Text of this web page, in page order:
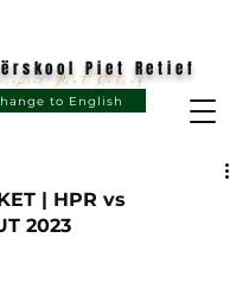
to English
Piet Retief
Piet Retief
| HPR vs
2023